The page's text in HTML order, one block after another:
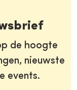
de hoogte
nieuwste
events.